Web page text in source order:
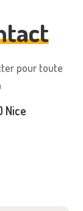
pour toute
Nice